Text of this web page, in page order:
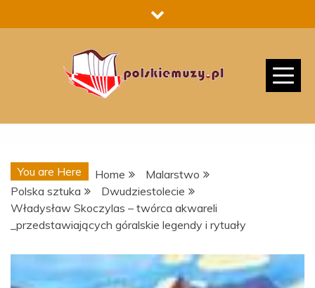
to
You are Here Home
Malarstwo
Polska sztuka
Dwudziestolecie
Władysław Skoczylas – twórca akwareli
_przedstawiających góralskie legendy i rytuały